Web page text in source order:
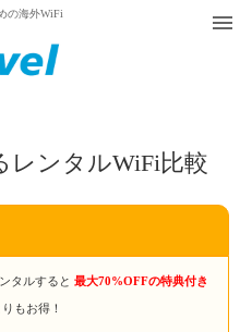
の海外WiFi
レンタルWiFi比較
タルすると 最大70%OFFの特典付き
もお得！